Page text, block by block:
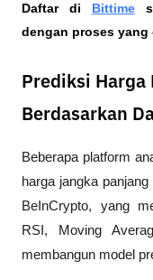
Daftar di
Bittime
dengan proses yang
Prediksi Harga
Berdasarkan
Beberapa platform
harga jangka
BeInCrypto, yang
RSI, Moving
membangun model